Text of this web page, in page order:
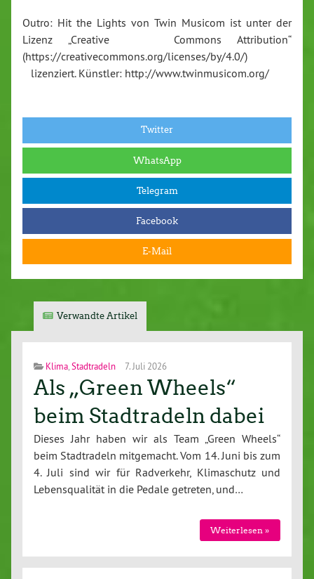
Outro: Hit the Lights von Twin Musicom ist unter der
Lizenz „Creative Commons Attribution“
(https://creativecommons.org/licenses/by/4.0/)
lizenziert. Künstler: http://www.twinmusicom.org/
Twitter
WhatsApp
Telegram
Facebook
E-Mail
Verwandte Artikel
Klima Stadtradeln 7. Juli 2026
Als „Green Wheels“
beim Stadtradeln dabei
Dieses Jahr haben wir als Team „Green Wheels“
beim Stadtradeln mitgemacht. Vom 14. Juni bis zum
4. Juli sind wir für Radverkehr, Klimaschutz und
Lebensqualität in die Pedale getreten, und…
Weiterlesen »